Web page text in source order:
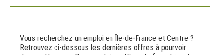
Vous recherchez un emploi en Île-de-France et Centre ?
Retrouvez ci-dessous les dernières offres à pourvoir